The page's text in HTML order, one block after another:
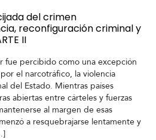
del crimen
reconfiguración criminal y
II
fue percibido como una excepción
el narcotráfico, la violencia
del Estado. Mientras países
abiertas entre cárteles y fuerzas
al margen de esas
a resquebrajarse lentamente y